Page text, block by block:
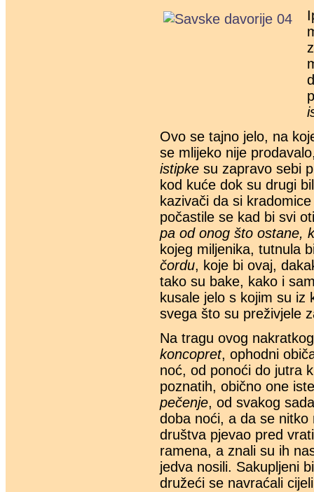
Ovo se tajno jelo, na
se mlijeko nije
istipke su zapravo sebi
kod kuće dok su drugi
kazivači da si
počastile se kad bi svi
pa od onog što ostane,
kojeg miljenika, tutnula
čordu, koje bi ovaj,
tako su bake, kako i
kusale jelo s kojim su iz
svega što su preživjele
Na tragu ovog
koncopret, ophodni
noć, od ponoći do jutra
poznatih, obično one
pečenje, od svakog
doba noći, a da se
društva pjevao pred
ramena, a znali su ih
jedva nosili. Sakupljeni
družeći se navraćali